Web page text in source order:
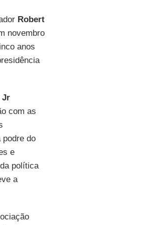
Robert
novembro
anos
Jr
com as
podre do
e
política
a